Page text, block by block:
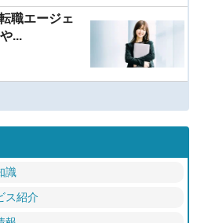
職エージェ
...
識
ス紹介